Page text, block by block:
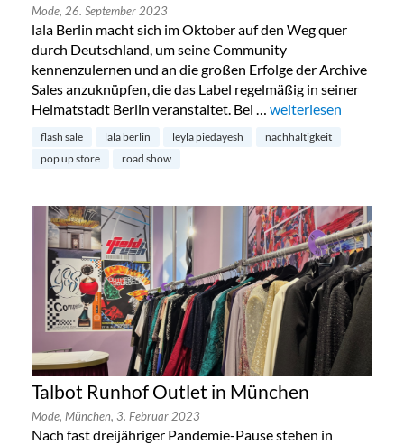
Mode, 26. September 2023
lala Berlin macht sich im Oktober auf den Weg quer
durch Deutschland, um seine Community
kennenzulernen und an die großen Erfolge der Archive
Sales anzuknüpfen, die das Label regelmäßig in seiner
Heimatstadt Berlin veranstaltet. Bei … „lala Berlin begibt
weiterlesen
flash sale lala berlin leyla piedayesh
nachhaltigkeit
pop up store
road show
Talbot Runhof Outlet in München
Mode, München, 3. Februar 2023
Nach fast dreijähriger Pandemie-Pause stehen in